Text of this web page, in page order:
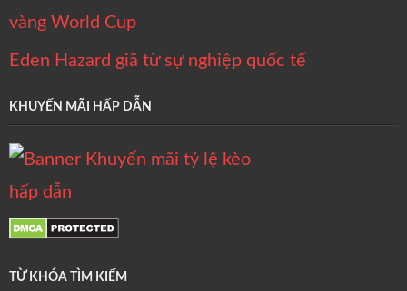
vàng World Cup
Eden Hazard giã từ sự nghiệp quốc tế
KHUYẾN MÃI HẤP DẪN
TỪ KHÓA TÌM KIẾM